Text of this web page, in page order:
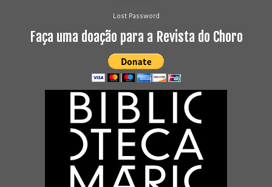
Lost Password
Faça uma doação para a Revista do Choro